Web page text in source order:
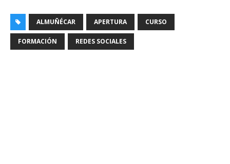
ALMUÑÉCAR APERTURA CURSO
FORMACIÓN REDES SOCIALES